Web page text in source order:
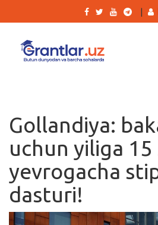
Ishlar
Kurslar
Blog
Yana
Gollandiya:
uchun yiliga 15
yevrogacha
dasturi!